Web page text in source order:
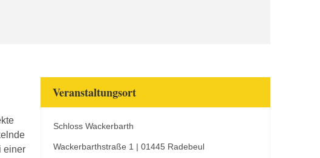
einer
Veranstaltungsort
Schloss Wackerbarth
Wackerbarthstraße 1 | 01445 Radebeul